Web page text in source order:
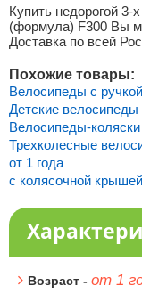
Купить недорогой 3-
(формула) F300 Вы
Доставка по всей
Похожие товары:
Велосипеды с ручкой
Детские велосипеды
Велосипеды-коляски
Трехколесные
от 1 года
с колясочной крышей
Возраст - от 1